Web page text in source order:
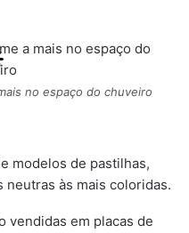
no espaço do chuveiro
modelos de pastilhas,
neutras às mais coloridas.
vendidas em placas de